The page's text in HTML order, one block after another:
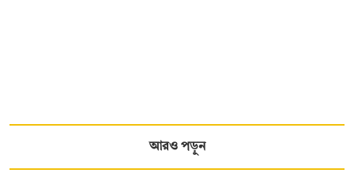
আরও পড়ুন